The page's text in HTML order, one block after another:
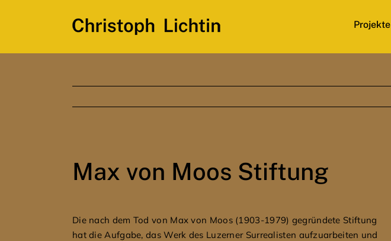
Projekte
Max von Moos Stiftung
Die nach dem Tod von Max von Moos (1903-1979) gegründete Stiftung
hat die Aufgabe, das Werk des Luzerner Surrealisten aufzuarbeiten und